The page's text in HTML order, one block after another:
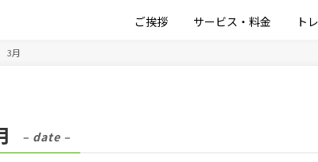
ご挨拶 サービス・料金 ト
3月
– date –